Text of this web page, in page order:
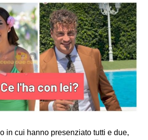
in cui hanno presenziato tutti e due,